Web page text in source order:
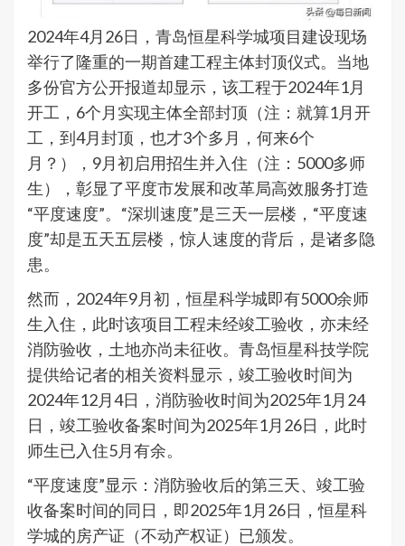
2024年4月26日，青岛恒星科学城项目建设现场
举行了隆重的一期首建工程主体封顶仪式。当地
多份官方公开报道却显示，该工程于2024年1月
开工，6个月实现主体全部封顶（注：就算1月开
工，到4月封顶，也才3个多月，何来6个
月？），9月初启用招生并入住（注：5000多师
生），彰显了平度市发展和改革局高效服务打造
“平度速度”。“深圳速度”是三天一层楼，“平度速
度”却是五天五层楼，惊人速度的背后，是诸多隐
患。
然而，2024年9月初，恒星科学城即有5000余师
生入住，此时该项目工程未经竣工验收，亦未经
消防验收，土地亦尚未征收。青岛恒星科技学院
提供给记者的相关资料显示，竣工验收时间为
2024年12月4日，消防验收时间为2025年1月24
日，竣工验收备案时间为2025年1月26日，此时
师生已入住5月有余。
“平度速度”显示：消防验收后的第三天、竣工验
收备案时间的同日，即2025年1月26日，恒星科
学城的房产证（不动产权证）已颁发。